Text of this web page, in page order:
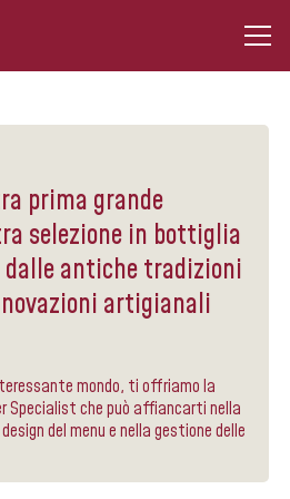
prima grande
selezione in bottiglia
antiche tradizioni
artigianali
mondo, ti offriamo la
Specialist che può affiancarti nella
del menu e nella gestione delle